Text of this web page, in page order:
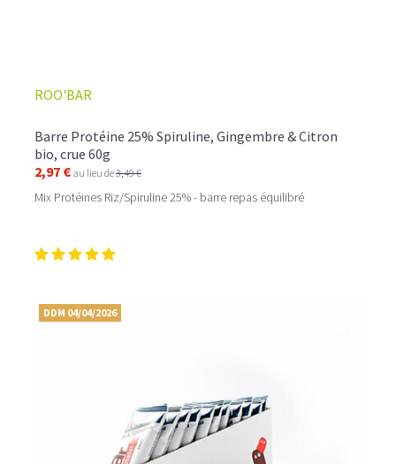
ROO'BAR
Barre Protéine 25% Spiruline, Gingembre & Citron
bio, crue 60g
2,97 € au lieu de3,49 €
Mix Protéines Riz/Spiruline 25% - barre repas équilibré
DDM 04/04/2026